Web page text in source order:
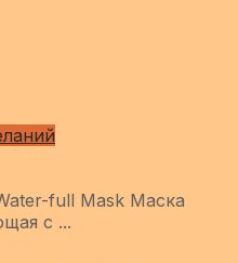
full Mask Маска
с ...